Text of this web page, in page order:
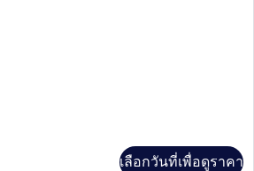
เลือกวันที่เพื่อดูราคา